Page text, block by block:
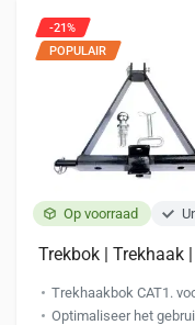
Op voorraad
-21%
POPULAIR
Trekbok | Trekhaak
Trekhaakbok CAT1.
Optimaliseer het